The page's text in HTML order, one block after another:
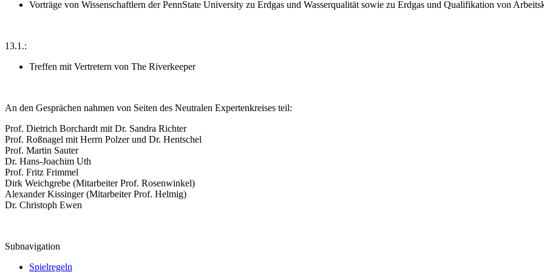
Vorträge von Wissenschaftlern der PennState University zu Erdgas und Wasserqualität sowie zu Erdgas und Qualifikation von
13.1.:
Treffen mit Vertretern von The Riverkeeper
An den Gesprächen nahmen von Seiten des Neutralen Expertenkreises teil:
Prof. Dietrich Borchardt mit Dr. Sandra Richter
Prof. Roßnagel mit Herrn Polzer und Dr. Hentschel
Prof. Martin Sauter
Dr. Hans-Joachim Uth
Prof. Fritz Frimmel
Dirk Weichgrebe (Mitarbeiter Prof. Rosenwinkel)
Alexander Kissinger (Mitarbeiter Prof. Helmig)
Dr. Christoph Ewen
Subnavigation
Spielregeln